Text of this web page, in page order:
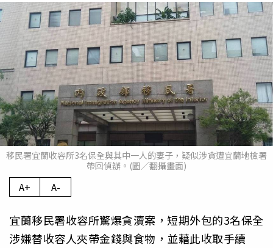
移民署宜蘭收容所3名保全與其中一人的妻子，疑似涉貪遭宜蘭地檢署
帶回偵辦。(圖／翻攝畫面)
A+ A-
宜蘭移民署收容所驚爆貪瀆案，短期外包的3名保全
涉嫌替收容人夾帶金錢與食物，並藉此收取手續